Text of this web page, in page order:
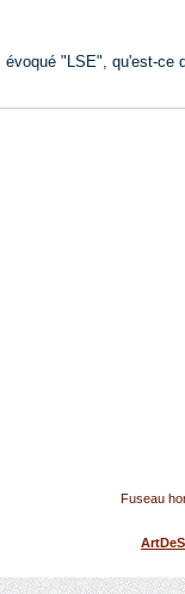
"LSE", qu'est-ce
Fuseau